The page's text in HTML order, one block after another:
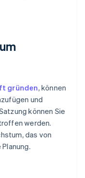
gründen, können
und
können Sie
werden.
das von